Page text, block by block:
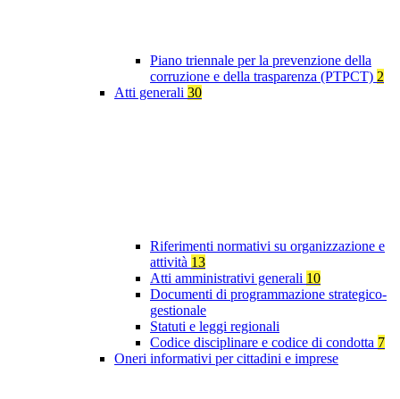
Piano triennale per la prevenzione della
corruzione e della trasparenza (PTPCT) 2
Atti generali 30
Riferimenti normativi su organizzazione e
attività 13
Atti amministrativi generali 10
Documenti di programmazione strategico-
gestionale
Statuti e leggi regionali
Codice disciplinare e codice di condotta 7
Oneri informativi per cittadini e imprese